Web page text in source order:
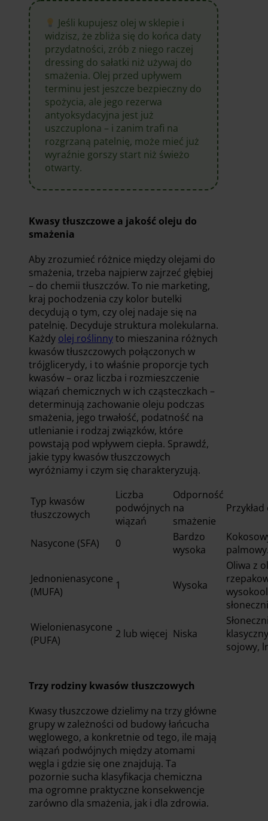
Jeśli kupujesz olej w sklepie i
widzisz, że zbliża się do końca daty
przydatności, zrób z niego raczej
dressing do sałatki niż używaj do
smażenia. Olej przed upływem
terminu jest jeszcze bezpieczny do
spożycia, ale jego rezerwa
antyoksydacyjna jest już
uszczuplona – i zanim trafi na
rozgrzaną patelnię, może mieć już
wyraźnie gorszy start niż świeżo
otwarty.
Kwasy tłuszczowe a jakość oleju do
smażenia
Aby zrozumieć różnice między olejami do
smażenia, trzeba najpierw zajrzeć głębiej
– do chemii tłuszczów. To nie marketing,
kraj pochodzenia czy kolor butelki
decydują o tym, czy olej nadaje się na
patelnię. Decyduje struktura molekularna.
Każdy olej roślinnyto mieszanina różnych
kwasów tłuszczowych połączonych w
trójglicerydy, i to właśnie proporcje tych
kwasów – oraz liczba i rozmieszczenie
wiązań chemicznych w ich cząsteczkach –
determinują zachowanie oleju podczas
smażenia, jego trwałość, podatność na
utlenianie i rodzaj związków, które
powstają pod wpływem ciepła. Sprawdź,
jakie typy kwasów tłuszczowych
wyróżniamy i czym się charakteryzują.
Typ kwasów
tłuszczowych
Liczba
podwójnych
wiązań
Odporność
na
smażenie
Nasycone (SFA) 0
Bardzo
wysoka
Jednonienasycone
(MUFA)
1 Wysoka
Oliwa z
Wielonienasycone
(PUFA)
2 lub więcej Niska
sojowy,
Trzy rodziny kwasów tłuszczowych
Kwasy tłuszczowe dzielimy na trzy główne
grupy w zależności od budowy łańcucha
węglowego, a konkretnie od tego, ile mają
wiązań podwójnych między atomami
węgla i gdzie się one znajdują. Ta
pozornie sucha klasyfikacja chemiczna
ma ogromne praktyczne konsekwencje
zarówno dla smażenia, jak i dla zdrowia.